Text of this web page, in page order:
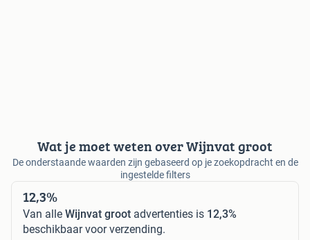
Wat je moet weten over Wijnvat groot
De onderstaande waarden zijn gebaseerd op je zoekopdracht en de
ingestelde filters
12,3%
Van alle Wijnvat groot advertenties is 12,3%
beschikbaar voor verzending.